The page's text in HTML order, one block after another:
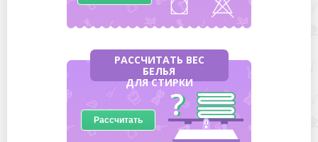
РАССЧИТАТЬ ВЕС
БЕЛЬЯ
ДЛЯ СТИРКИ
Рассчитать